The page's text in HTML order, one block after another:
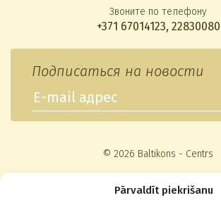
Pārvaldīt piekrišanu
Звоните по телефону
+371 67014123, 22830080
Подписаться на новости
© 2026 Baltikons - Centrs